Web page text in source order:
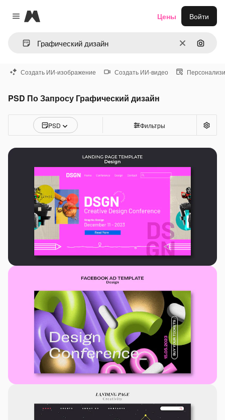
Close menu
Magnific
ОчиститьПоиск
Цены Войти
Создать ИИ-изображение Создать ИИ-видео
PSD По Запросу Графический дизайн
PSD Фильтры